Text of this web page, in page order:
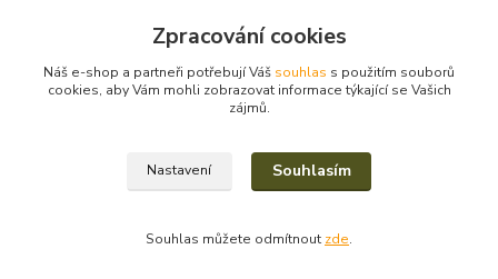
(Po-Pá, 8-15 hod.)
filcshop@seznam.cz
2023/2025© Eva Nevrlá
Zpracování cookies
Náš e-shop a partneři potřebují Váš souhlas s použitím souborů
cookies, aby Vám mohli zobrazovat informace týkající se Vašich
zájmů.
Nastavení Souhlasím
Souhlas můžete odmítnout zde.